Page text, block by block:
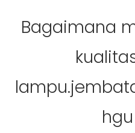
Bagaimana